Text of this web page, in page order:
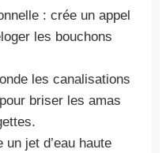
: crée un appel
les bouchons
les canalisations
briser les amas
un jet d’eau haute